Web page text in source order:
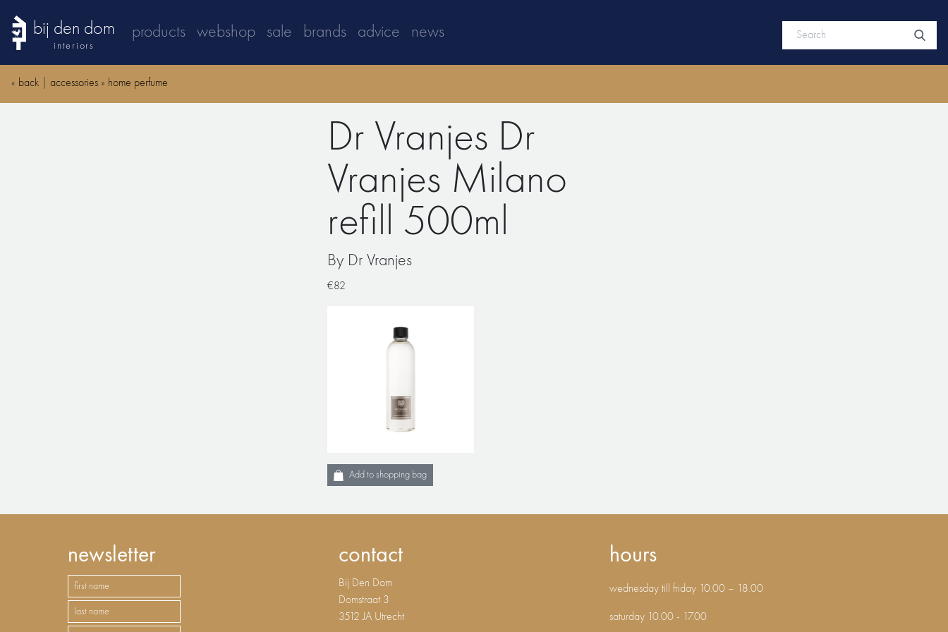
bij den dom
interiors
products webshop sale brands advice news
« back accessories » home perfume
Dr Vranjes Dr
Vranjes Milano
refill 500ml
By Dr Vranjes
€82
Add to shopping bag
newsletter contact
Bij Den Dom
Domstraat 3
3512 JA Utrecht
hours
wednesday till friday 10.00 – 18.00
saturday 10.00 - 17.00